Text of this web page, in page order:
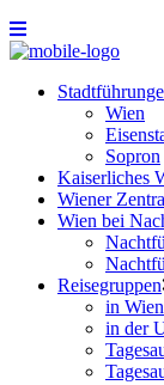
Wien
Sopron
Kaiserliches
Wiener
Wien bei
Reisegruppen
in Wien
in der